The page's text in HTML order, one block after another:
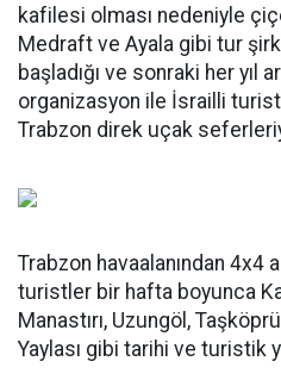
kafilesi olması nedeniyle
Medraft ve Ayala gibi tur
başladığı ve sonraki her yıl
organizasyon ile İsrailli
Trabzon direk uçak
Trabzon havaalanından 4x4
turistler bir hafta boyunca
Manastırı, Uzungöl,
Yaylası gibi tarihi ve turistik